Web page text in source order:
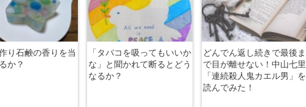
り石鹸の香りを当
か？
「タバコを吸ってもいいか
な」と聞かれて断るとどう
なるか？
どんでん返し続きで最後ま
で目が離せない！中山七里
「連続殺人鬼カエル男」を
読んでみた！